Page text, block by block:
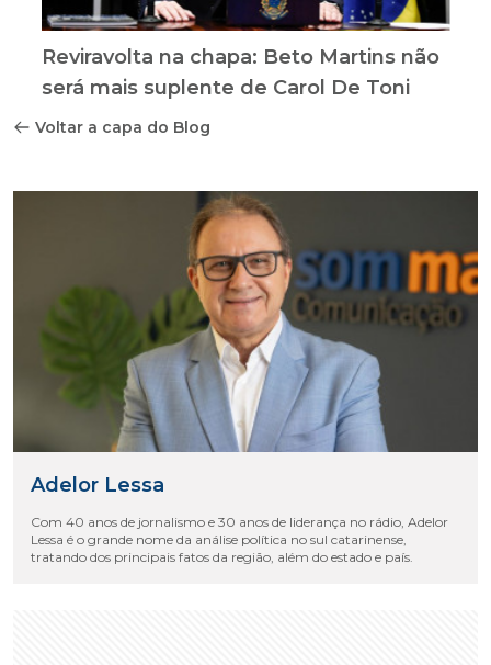
Reviravolta na chapa: Beto Martins não
será mais suplente de Carol De Toni
Voltar a capa do Blog
Adelor Lessa
Com 40 anos de jornalismo e 30 anos de liderança no rádio, Adelor
Lessa é o grande nome da análise política no sul catarinense,
tratando dos principais fatos da região, além do estado e país.